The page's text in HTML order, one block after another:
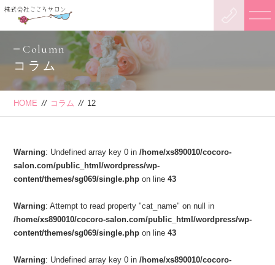
Column
コラム
HOME // コラム // 12
Warning: Undefined array key 0 in/home/xs890010/cocoro-
salon.com/public_html/wordpress/wp-
content/themes/sg069/single.php on line43
Warning: Attempt to read property "cat_name" on null in
/home/xs890010/cocoro-salon.com/public_html/wordpress/wp-
content/themes/sg069/single.php on line43
Warning: Undefined array key 0 in/home/xs890010/cocoro-